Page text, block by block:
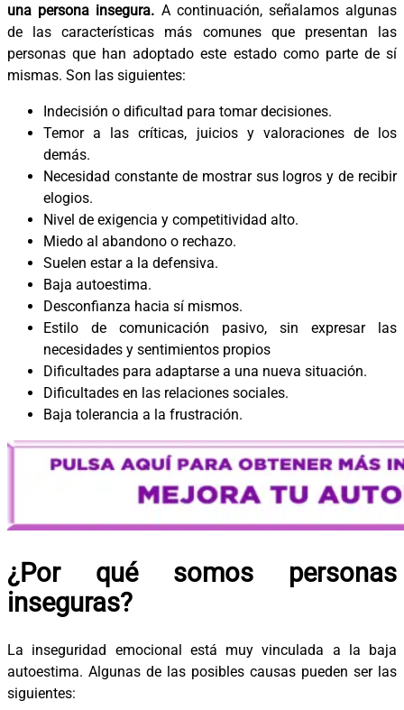
una persona insegura. A continuación, señalamos algunas
de las características más comunes que presentan las
personas que han adoptado este estado como parte de sí
mismas. Son las siguientes:
Indecisión o dificultad para tomar decisiones.
Temor a las críticas, juicios y valoraciones de los
demás.
Necesidad constante de mostrar sus logros y de recibir
elogios.
Nivel de exigencia y competitividad alto.
Miedo al abandono o rechazo.
Suelen estar a la defensiva.
Baja autoestima.
Desconfianza hacia sí mismos.
Estilo de comunicación pasivo, sin expresar las
necesidades y sentimientos propios
Dificultades para adaptarse a una nueva situación.
Dificultades en las relaciones sociales.
Baja tolerancia a la frustración.
¿Por qué somos personas
inseguras?
La inseguridad emocional está muy vinculada a la baja
autoestima. Algunas de las posibles causas pueden ser las
siguientes: